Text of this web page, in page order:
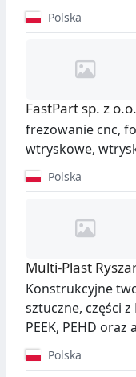
Polska
FastPart sp. z o.o.
frezowanie cnc,
wtryskowe,
Polska
Multi-Plast
Konstrukcyjne
sztuczne, części z
PEEK, PEHD
Polska